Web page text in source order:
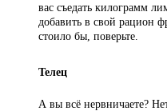
вас съедать килограмм
добавить в свой рацион
стоило бы, поверьте.
Телец
А вы всё нервничаете?